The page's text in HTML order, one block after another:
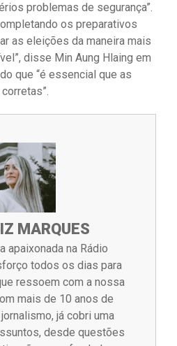
problemas de segurança”.
os preparativos
as eleições da maneira mais
disse Min Aung Hlaing em
que “é essencial que as
MARQUES
apaixonada na Rádio
todos os dias para
ressoem com a nossa
mais de 10 anos de
já cobri uma
desde questões